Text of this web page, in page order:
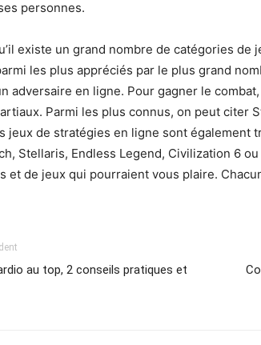
personnes.
existe un grand nombre de catégories de
les plus appréciés par le plus grand
adversaire en ligne. Pour gagner le
Parmi les plus connus, on peut citer
jeux de stratégies en ligne sont également
Stellaris, Endless Legend, Civilization 6
et de jeux qui pourraient vous plaire.
au top, 2 conseils pratiques et